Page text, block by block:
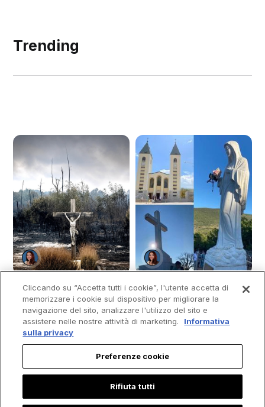
Trending
Il Fuoco ha colpito il
Posto due Volte, ma
il Crocifisso è
rimasto in piedi: la
Storia dietro la Foto
di cui Tutti parlano
Le "Cinque Pietre" di
Spirituali" che molti
Cattolici stanno
Riscoprendo
Cliccando su “Accetta tutti i cookie”, l'utente accetta di
memorizzare i cookie sul dispositivo per migliorare la
navigazione del sito, analizzare l'utilizzo del sito e
assistere nelle nostre attività di marketing.
Informativa
sulla privacy
Preferenze cookie
Rifiuta tutti